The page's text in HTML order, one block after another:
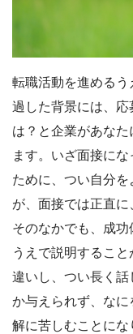
転職活動を進める
過した背景には、
は？と企業があな
ます。いざ面接に
ために、つい自分
が、面接では正直に
そのなかでも、成
うえで説明するこ
違いし、つい長く
か与えられず、な
解に苦しむことに